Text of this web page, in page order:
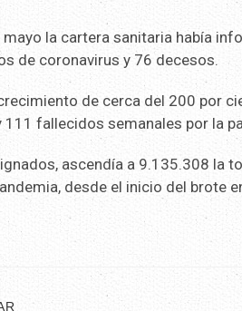
la cartera sanitaria había
de coronavirus y 76 decesos.
de cerca del 200 por
fallecidos semanales por la
ascendía a 9.135.308 la
desde el inicio del brote